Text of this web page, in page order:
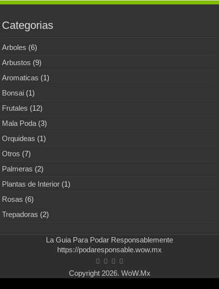
Categorias
Arboles (6)
Arbustos (9)
Aromaticas (1)
Bonsai (1)
Frutales (12)
Mala Poda (3)
Orquideas (1)
Otros (7)
Palmeras (2)
Plantas de Interior (1)
Rosas (6)
Trepadoras (2)
La Guia Para Podar Responsablemente
https://podaresponsable.wow.mx
Copyright 2026. WoW.Mx